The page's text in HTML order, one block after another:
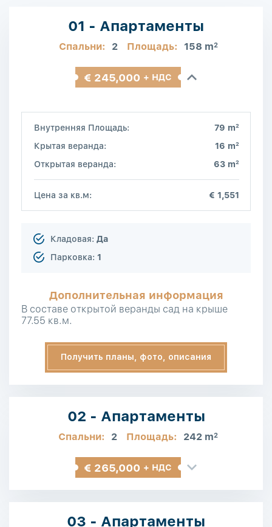
01 - Апартаменты
Спальни: 2 Площадь: 158 m2
€ 245,000 + НДС
Внутренняя Площадь: 79 m2
Крытая веранда: 16 m2
Открытая веранда: 63 m2
Цена за кв.м: € 1,551
Кладовая: Да
Парковка: 1
Дополнительная информация
В составе открытой веранды сад на крыше
77.55 кв.м.
Получить планы, фото, описания
02 - Апартаменты
Спальни: 2 Площадь: 242 m2
€ 265,000 + НДС
03 - Апартаменты